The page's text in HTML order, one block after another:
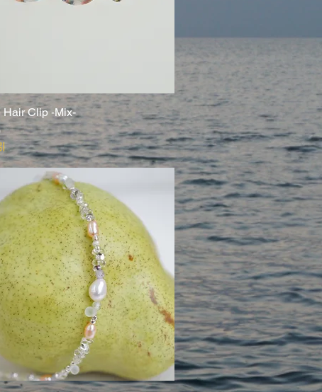
クイックビュー
Hair Clip -Mix-